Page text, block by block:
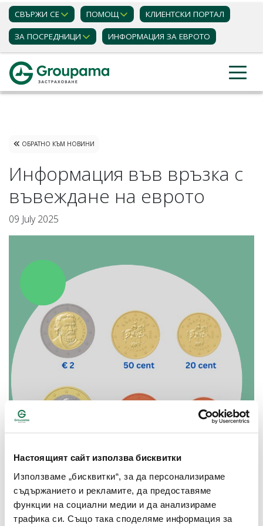
Настоящият сайт използва бисквитки
Използваме „бисквитки“, за да персонализираме
съдържанието и рекламите, да предоставяме
функции на социални медии и да анализираме
трафика си. Също така споделяме информация за
СВЪРЖИ СЕ ПОМОЩ КЛИЕНТСКИ ПОРТАЛ
ЗА ПОСРЕДНИЦИ ИНФОРМАЦИЯ ЗА ЕВРОТО
Застраховки Актуални новини
ОБРАТНО КЪМ НОВИНИ
Информация във връзка с
въвеждане на еврото
09 July 2025